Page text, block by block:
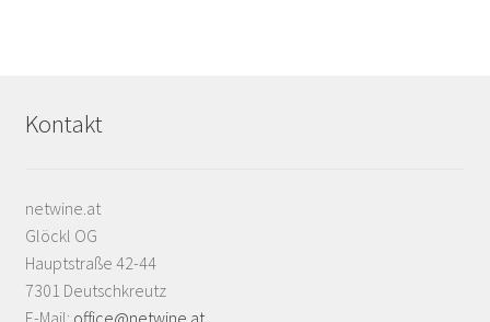
Kontakt
netwine.at
Glöckl OG
Hauptstraße 42-44
7301 Deutschkreutz
E-Mail: office@netwine.at